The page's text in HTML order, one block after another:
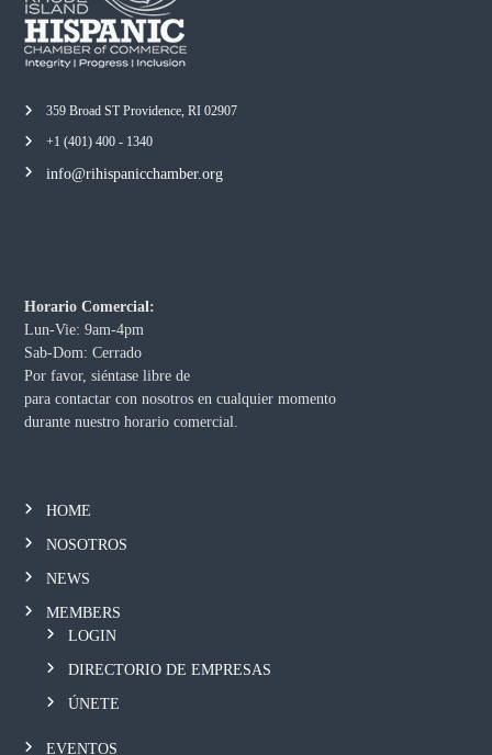
359 Broad ST Providence, RI 02907
+1 (401) 400 - 1340
info@rihispanicchamber.org
Horario Comercial:
Lun-Vie: 9am-4pm
Sab-Dom: Cerrado
Por favor, siéntase libre de
para contactar con nosotros en cualquier momento
durante nuestro horario comercial.
HOME
NOSOTROS
NEWS
MEMBERS
LOGIN
DIRECTORIO DE EMPRESAS
ÚNETE
EVENTOS